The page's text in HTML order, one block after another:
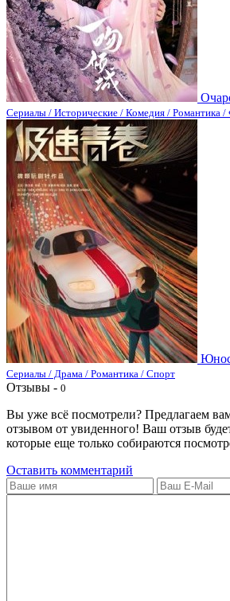
Сериалы / Исторические / Комедия / Романтика /
Сериалы / Драма / Романтика / Спорт
Отзывы - 0
Вы уже всё посмотрели? Предлагаем
отзывом от увиденного! Ваш отзыв
которые еще только собираются
Оставить комментарий